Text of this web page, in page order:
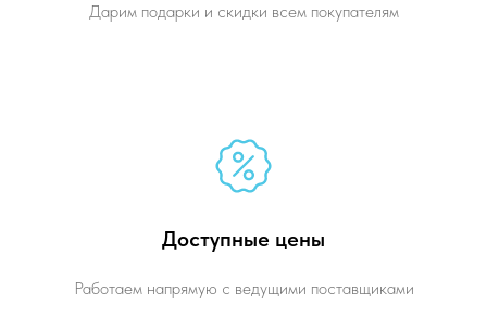
Дарим подарки и скидки всем покупателям
Доступные цены
Работаем напрямую с ведущими поставщиками